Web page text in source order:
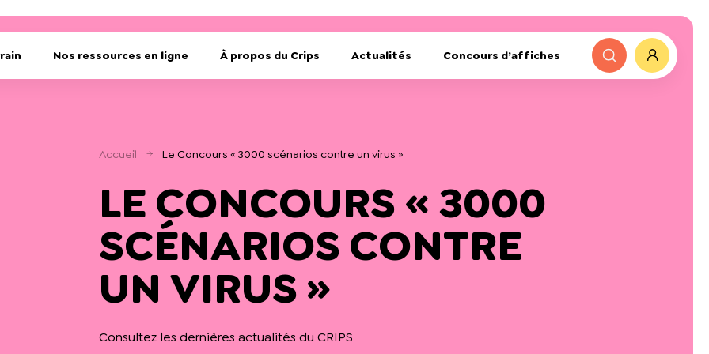
Nos ressources en ligne À propos du Crips Actualités Concours d’affiches
Accueil Le Concours « 3000 scénarios contre un virus »
LE CONCOURS « 3000
SCÉNARIOS CONTRE
UN VIRUS »
Consultez les dernières actualités du CRIPS